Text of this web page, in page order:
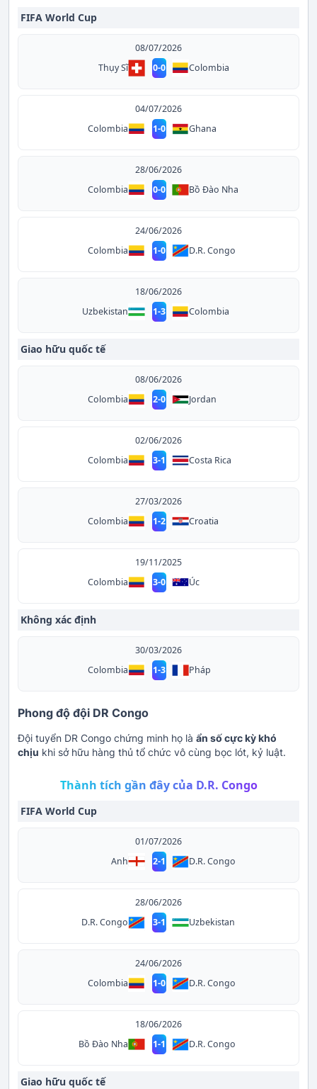
FIFA World Cup
08/07/2026
Thụy Sĩ
0-0 Colombia
04/07/2026
Colombia
1-0 Ghana
28/06/2026
Colombia
0-0 Bồ Đào Nha
24/06/2026
Colombia
1-0 D.R. Congo
18/06/2026
Uzbekistan
1-3 Colombia
Giao hữu quốc tế
08/06/2026
Colombia
2-0 Jordan
02/06/2026
Colombia
3-1 Costa Rica
27/03/2026
Colombia
1-2 Croatia
19/11/2025
Colombia
3-0 Úc
Không xác định
30/03/2026
Colombia
1-3 Pháp
Phong độ đội DR Congo
Đội tuyển DR Congo chứng minh họ là ẩn số cực kỳ khó
chịu khi sở hữu hàng thủ tổ chức vô cùng bọc lót, kỷ luật.
Thành tích gần đây của D.R. Congo
FIFA World Cup
01/07/2026
Anh
2-1 D.R. Congo
28/06/2026
D.R. Congo
3-1 Uzbekistan
24/06/2026
Colombia
1-0 D.R. Congo
18/06/2026
Bồ Đào Nha
1-1 D.R. Congo
Giao hữu quốc tế